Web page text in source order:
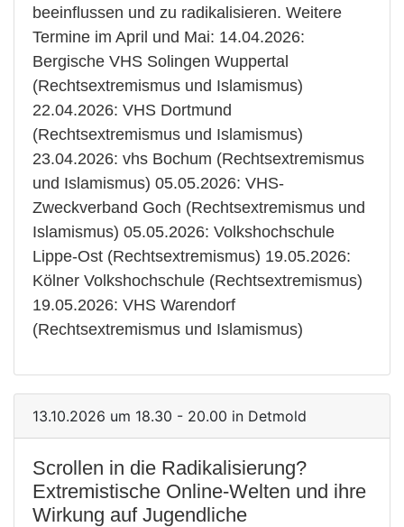
beeinflussen und zu radikalisieren. Weitere
Termine im April und Mai: 14.04.2026:
Bergische VHS Solingen Wuppertal
(Rechtsextremismus und Islamismus)
22.04.2026: VHS Dortmund
(Rechtsextremismus und Islamismus)
23.04.2026: vhs Bochum (Rechtsextremismus
und Islamismus) 05.05.2026: VHS-
Zweckverband Goch (Rechtsextremismus und
Islamismus) 05.05.2026: Volkshochschule
Lippe-Ost (Rechtsextremismus) 19.05.2026:
Kölner Volkshochschule (Rechtsextremismus)
19.05.2026: VHS Warendorf
(Rechtsextremismus und Islamismus)
13.10.2026 um 18.30 - 20.00 in Detmold
Scrollen in die Radikalisierung?
Extremistische Online-Welten und ihre
Wirkung auf Jugendliche